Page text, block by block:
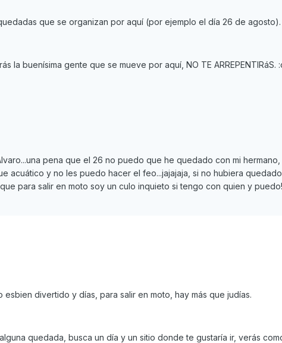
que se organizan por aquí (por ejemplo el día 26 de agosto).
la buenísima gente que se mueve por aquí, NO TE ARREPENTIRáS.
pena que el 26 no puedo que he quedado con mi
acuático y no les puedo hacer el feo...jajajaja, si no hubiera
para salir en moto soy un culo inquieto si tengo con quien y
esbien divertido y días, para salir en moto, hay más que judías.
quedada, busca un día y un sitio donde te gustaría ir, verás